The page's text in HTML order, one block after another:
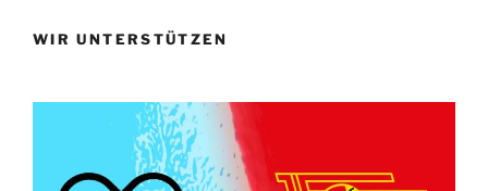
WIR UNTERSTÜTZEN